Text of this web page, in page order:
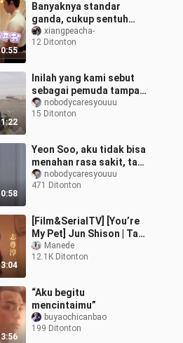
0:55
Banyaknya standar
ganda, cukup sentuh
kamu sekali saja aku
kalah, adegan fisik
xiangpeacha-
12 Ditonton
1:22
Inilah yang kami sebut
sebagai pemuda tampan
asal Jepang!
nobodycaresyouuu
15 Ditonton
0:58
Yeon Soo, aku tidak bisa
menahan rasa sakit, tapi
aku sudah terbiasa,
biarkan suara hujan di
nobodycaresyouuu
471 Ditonton
3:04
[Film&SerialTV] [You’re
My Pet] Jun Shison | Tak
Cuma Ganteng
Manede
12.1K Ditonton
3:56
“Aku begitu
mencintaimu”
buyaochicanbao
199 Ditonton